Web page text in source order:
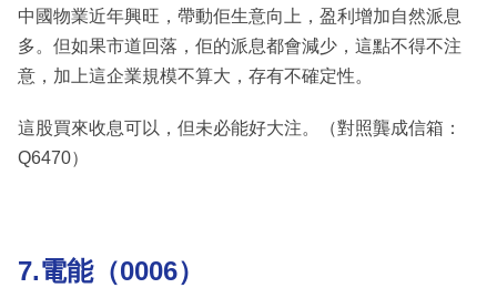
中國物業近年興旺，帶動佢生意向上，盈利增加自然派息
多。但如果市道回落，佢的派息都會減少，這點不得不注
意，加上這企業規模不算大，存有不確定性。
這股買來收息可以，但未必能好大注。（對照龔成信箱：
Q6470）
7.電能（0006）